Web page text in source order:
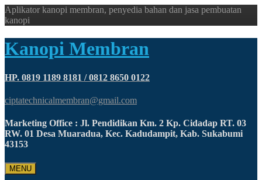
Aplikator kanopi membran, penyedia bahan dan jasa pembuatan
kanopi
Kanopi Membran
HP. 0819 1189 8181 / 0812 8650 0122
ciptatechnicalmembran@gmail.com
Marketing Office : Jl. Pendidikan Km. 2 Kp. Cidadap RT. 03
RW. 01 Desa Muaradua, Kec. Kadudampit, Kab. Sukabumi
43153
MENU